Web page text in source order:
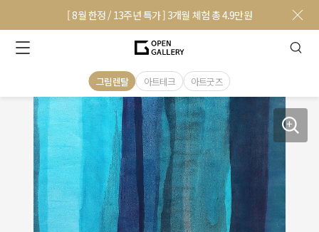
[ 8월 한정 / 13주년 특가 ] 3개월 체험 총 4.9만원
그림렌탈 아트테크 아트굿즈